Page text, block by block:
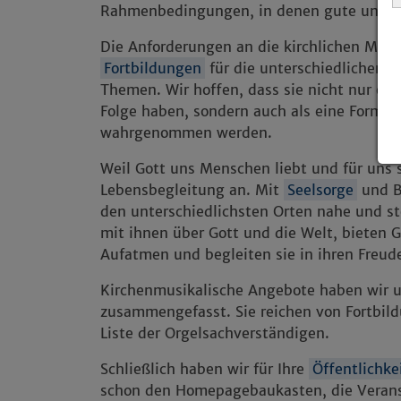
Rahmenbedingungen, in denen gute und
Die Anforderungen an die kirchlichen
Fortbildungen für die unterschiedlichen
Themen. Wir hoffen, dass sie nicht nur
Folge haben, sondern auch als eine Form
wahrgenommen werden.
Weil Gott uns Menschen liebt und für uns
Lebensbegleitung an. Mit Seelsorge und
den unterschiedlichsten Orten nahe und
mit ihnen über Gott und die Welt, bieten
Aufatmen und begleiten sie in ihren
Kirchenmusikalische Angebote haben wir
zusammengefasst. Sie reichen von
Liste der Orgelsachverständigen.
Schließlich haben wir für Ihre
schon den Homepagebaukasten, die